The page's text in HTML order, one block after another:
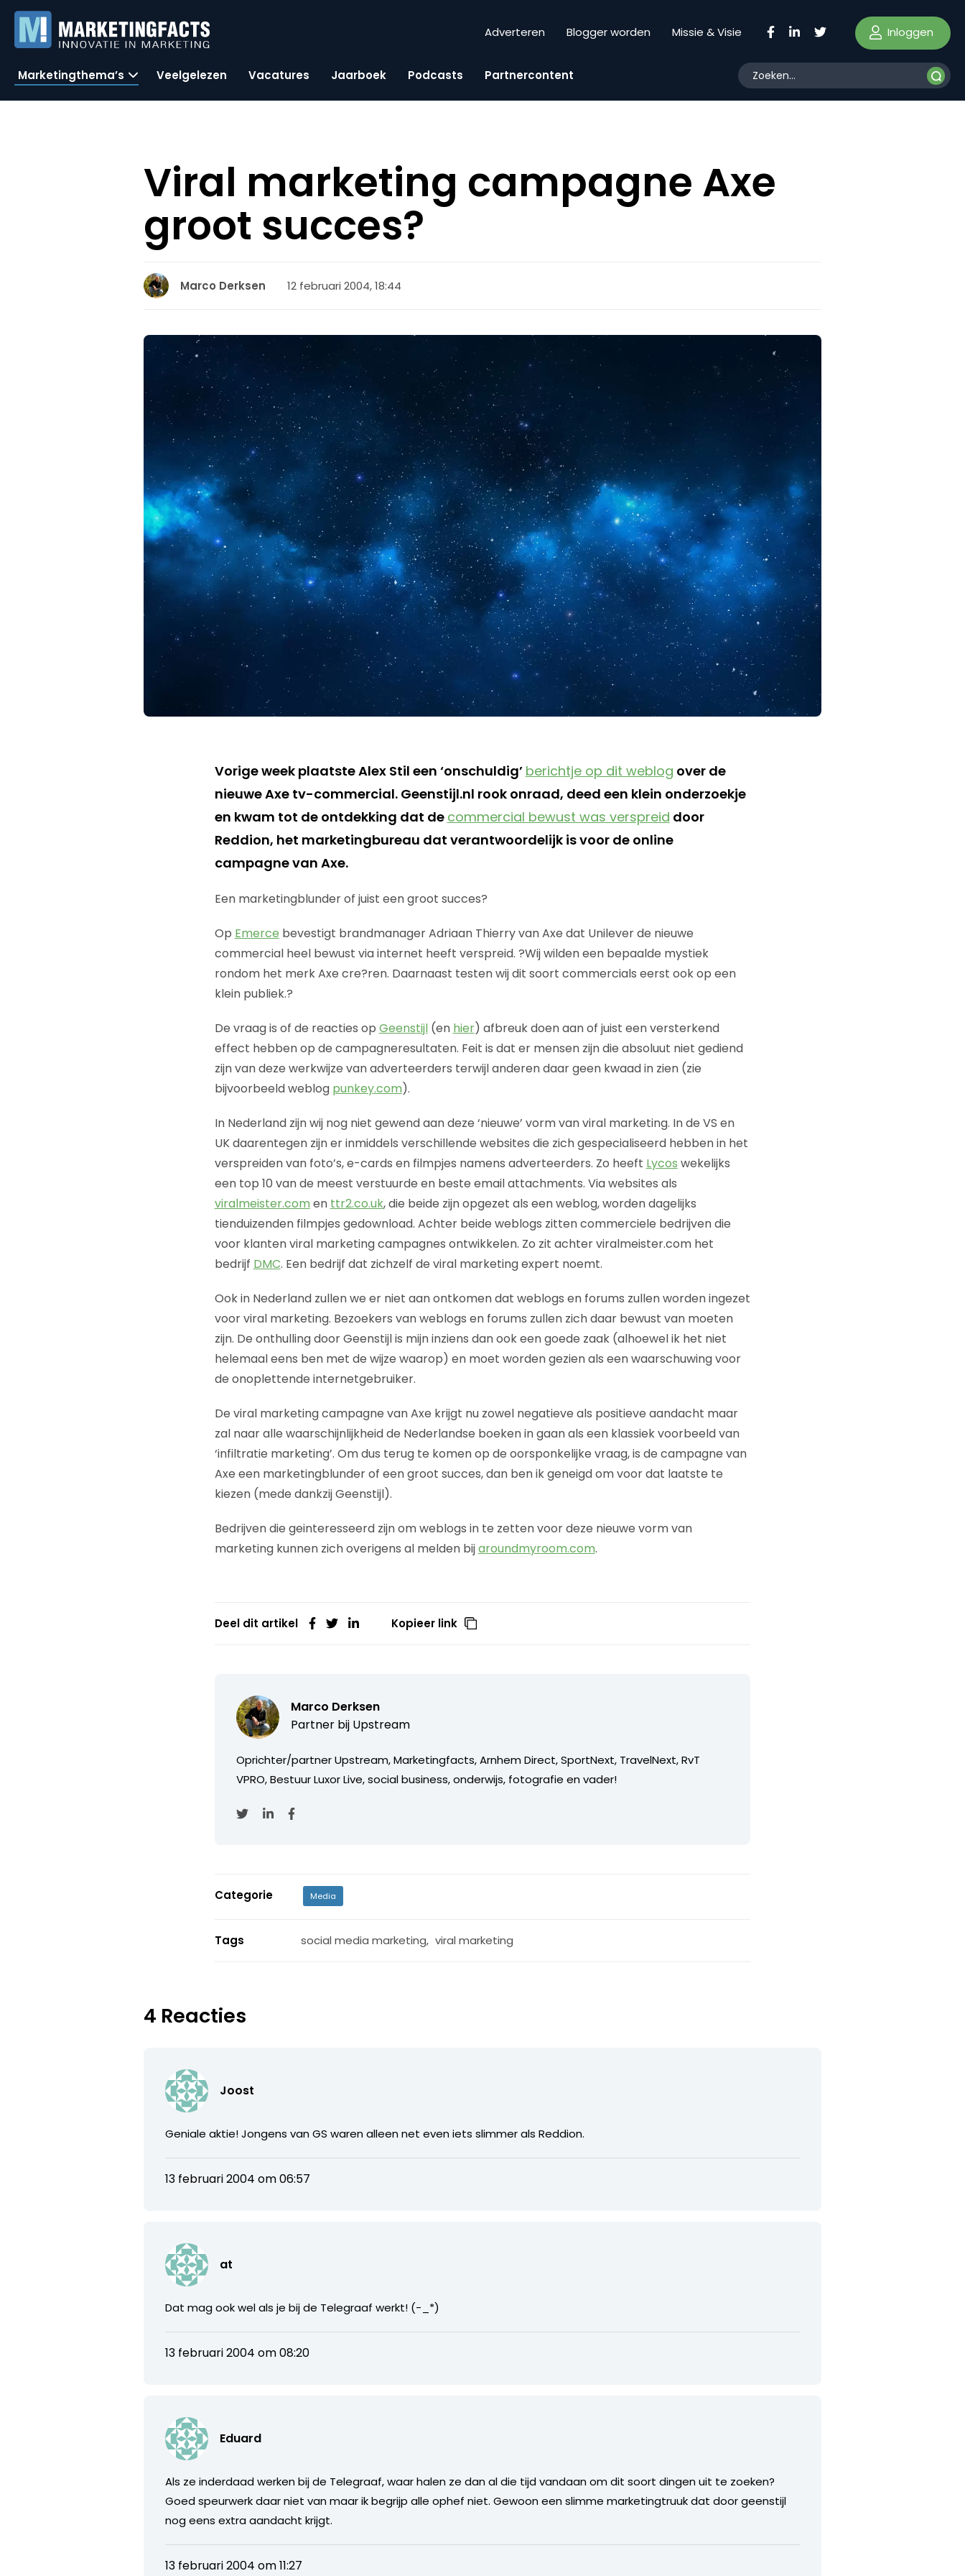
Adverteren Blogger worden Missie & Visie Inloggen
Marketingthema’s Veelgelezen Vacatures Jaarboek Podcasts Partnercontent
Viral marketing campagne Axe
groot succes?
Marco Derksen 12 februari 2004, 18:44
Vorige week plaatste Alex Stil een ‘onschuldig’ berichtje op dit weblog over de
nieuwe Axe tv-commercial. Geenstijl.nl rook onraad, deed een klein onderzoekje
en kwam tot de ontdekking dat de commercial bewust was verspreid door
Reddion, het marketingbureau dat verantwoordelijk is voor de online
campagne van Axe.
Een marketingblunder of juist een groot succes?
Op Emerce bevestigt brandmanager Adriaan Thierry van Axe dat Unilever de nieuwe
commercial heel bewust via internet heeft verspreid. ?Wij wilden een bepaalde mystiek
rondom het merk Axe cre?ren. Daarnaast testen wij dit soort commercials eerst ook op een
klein publiek.?
De vraag is of de reacties op Geenstijl(en hier) afbreuk doen aan of juist een versterkend
effect hebben op de campagneresultaten. Feit is dat er mensen zijn die absoluut niet gediend
zijn van deze werkwijze van adverteerders terwijl anderen daar geen kwaad in zien (zie
bijvoorbeeld weblog punkey.com).
In Nederland zijn wij nog niet gewend aan deze ‘nieuwe’ vorm van viral marketing. In de VS en
UK daarentegen zijn er inmiddels verschillende websites die zich gespecialiseerd hebben in het
verspreiden van foto’s, e-cards en filmpjes namens adverteerders. Zo heeft Lycos wekelijks
een top 10 van de meest verstuurde en beste email attachments. Via websites als
viralmeister.com en ttr2.co.uk, die beide zijn opgezet als een weblog, worden dagelijks
tienduizenden filmpjes gedownload. Achter beide weblogs zitten commerciele bedrijven die
voor klanten viral marketing campagnes ontwikkelen. Zo zit achter viralmeister.com het
bedrijf DMC. Een bedrijf dat zichzelf de viral marketing expert noemt.
Ook in Nederland zullen we er niet aan ontkomen dat weblogs en forums zullen worden ingezet
voor viral marketing. Bezoekers van weblogs en forums zullen zich daar bewust van moeten
zijn. De onthulling door Geenstijl is mijn inziens dan ook een goede zaak (alhoewel ik het niet
helemaal eens ben met de wijze waarop) en moet worden gezien als een waarschuwing voor
de onoplettende internetgebruiker.
De viral marketing campagne van Axe krijgt nu zowel negatieve als positieve aandacht maar
zal naar alle waarschijnlijkheid de Nederlandse boeken in gaan als een klassiek voorbeeld van
‘infiltratie marketing’. Om dus terug te komen op de oorsponkelijke vraag, is de campagne van
Axe een marketingblunder of een groot succes, dan ben ik geneigd om voor dat laatste te
kiezen (mede dankzij Geenstijl).
Bedrijven die geinteresseerd zijn om weblogs in te zetten voor deze nieuwe vorm van
marketing kunnen zich overigens al melden bijaroundmyroom.com.
Deel dit artikel Kopieer link
Marco Derksen
Partner bij Upstream
Oprichter/partner Upstream, Marketingfacts, Arnhem Direct, SportNext, TravelNext, RvT
VPRO, Bestuur Luxor Live, social business, onderwijs, fotografie en vader!
Categorie Media
Tags social media marketing, viral marketing
4 Reacties
Joost
Geniale aktie! Jongens van GS waren alleen net even iets slimmer als Reddion.
13 februari 2004 om 06:57
at
Dat mag ook wel als je bij de Telegraaf werkt! (-_*)
13 februari 2004 om 08:20
Eduard
Als ze inderdaad werken bij de Telegraaf, waar halen ze dan al die tijd vandaan om dit soort dingen uit te zoeken?
Goed speurwerk daar niet van maar ik begrijp alle ophef niet. Gewoon een slimme marketingtruuk dat door geenstijl
nog eens extra aandacht krijgt.
13 februari 2004 om 11:27